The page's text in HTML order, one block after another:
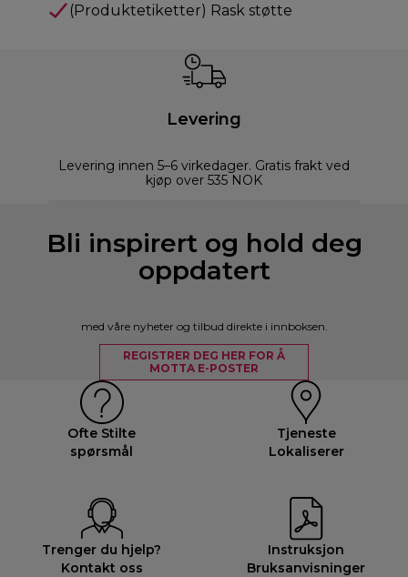
(Produktetiketter) Rask støtte
Levering
Levering innen 5–6 virkedager. Gratis frakt ved
kjøp over 535 NOK
Bli inspirert og hold deg
oppdatert
med våre nyheter og tilbud direkte i innboksen.
REGISTRER DEG HER FOR Å
MOTTA E-POSTER
Ofte Stilte
spørsmål
Tjeneste
Lokaliserer
Trenger du hjelp?
Kontakt oss
Instruksjon
Bruksanvisninger